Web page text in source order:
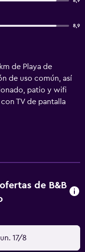
8,9
de Playa de
de uso común, así
patio y wifi
TV de pantalla
y secador de pelo.
y fogones. Hay
está a 18 km. El
Reggio di
de B&B
lun. 17/8